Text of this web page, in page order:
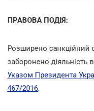
ПРАВОВА ПОДІЯ:
Розширено санкційний
заборонено діяльність
Указом Президента
467/2016.